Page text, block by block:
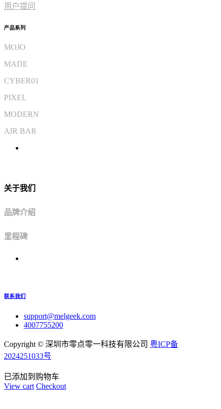
用户提问
产品系列
MOJO
MADE
CYBER01
PIXEL
MODERN
AIR BAR
关于我们
品牌介绍
里程碑
联系我们
support@melgeek.com
4007755200
Copyright © 深圳市零点零一科技有限公司 粤ICP备
2024251033号
已添加到购物车
View cart Checkout